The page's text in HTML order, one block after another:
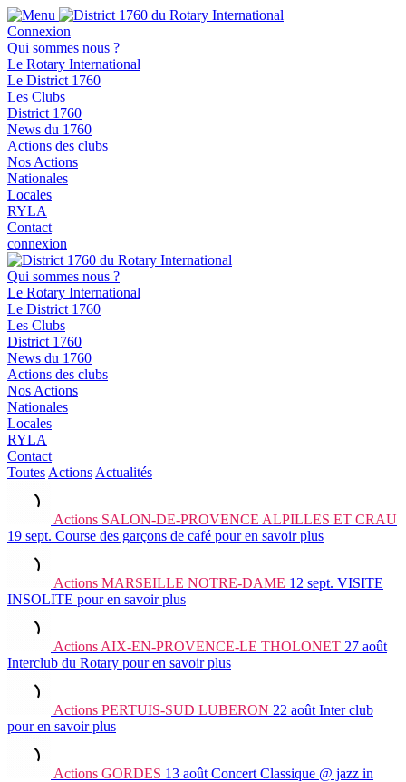
Connexion
Qui sommes nous ?
Le Rotary International
Le District 1760
Les Clubs
District 1760
News du 1760
Actions des clubs
Nos Actions
Nationales
Locales
RYLA
Contact
connexion
Qui sommes nous ?
Le Rotary International
Le District 1760
Les Clubs
District 1760
News du 1760
Actions des clubs
Nos Actions
Nationales
Locales
RYLA
Contact
Toutes Actions Actualités
Actions SALON-DE-PROVENCE ALPILLES ET CRAU
19 sept. Course des garçons de café pour en savoir plus
Actions MARSEILLE NOTRE-DAME 12 sept. VISITE
INSOLITE pour en savoir plus
Actions AIX-EN-PROVENCE-LE THOLONET 27 août
Interclub du Rotary pour en savoir plus
Actions PERTUIS-SUD LUBERON 22 août Inter club
pour en savoir plus
Actions GORDES 13 août Concert Classique @ jazz in